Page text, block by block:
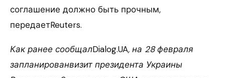
соглашение должно быть прочным,
передаетReuters.
Как ранее сообщалDialog.UA, на 28 февраля
запланированвизит президента Украины